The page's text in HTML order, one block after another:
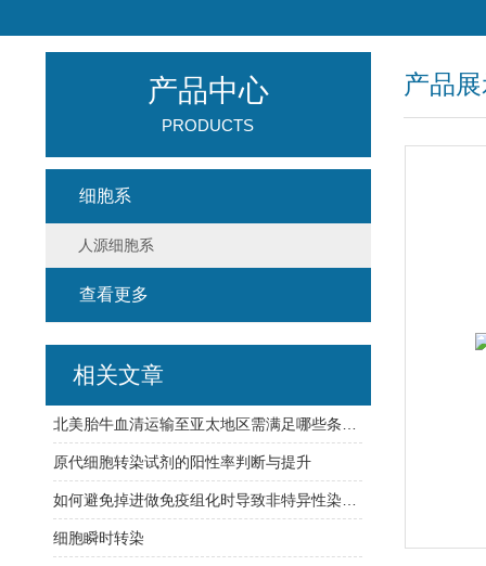
产品
产品中心
PRODUCTS
细胞系
人源细胞系
查看更多
相关文章
原代细胞转染试剂的阳性率判断与提升
细胞瞬时转染